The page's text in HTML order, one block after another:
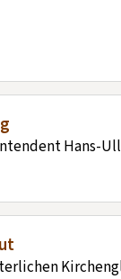
Hans-